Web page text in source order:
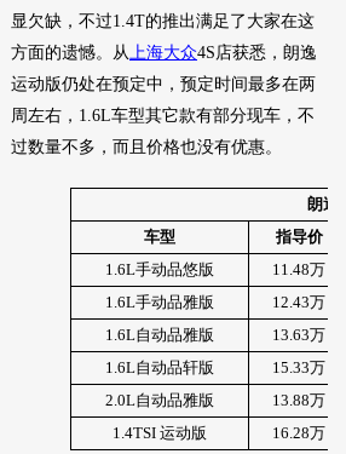
显欠缺，不过1.4T的推出满足了大家在这
方面的遗憾。从 上海大众4S店获悉， 朗逸
运动版仍处在预定中，预定时间最多在两
周左右，1.6L车型其它款有部分现车，不
过数量不多，而且价格也没有优惠。
朗逸
车型
指导价
1.6L手动品悠版 11.48万
1.6L手动品雅版 12.43万
1.6L自动品雅版 13.63万
1.6L自动品轩版 15.33万
2.0L自动品雅版 13.88万
1.4TSI 运动版 16.28万